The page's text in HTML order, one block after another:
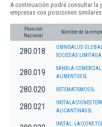
A continuación podrá consultar la
empresas con posiciones
Posición
Nacional
Nombre de la
280.018
OMNISALUD GLOBAL
SOCIEDAD LIMITADA.
280.019
SANBLA COMERCIAL
ALIMENTOS SL
280.020 SISTEMATISMOS SL
280.021
INSTALACIONES
ALICANTINAS SL
INSTAL. LACIONS